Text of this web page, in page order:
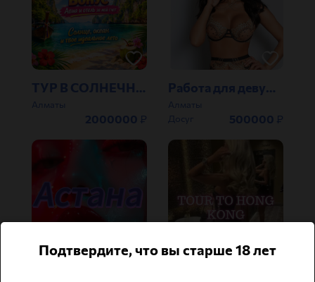
2000000 ₽
ТУР В СОЛНЕЧНЫЙ ТАЙЛАНД
Алматы
500000 ₽
Работа для девушек Алматы Астана
Алматы
Досуг
Подтвердите, что вы старше 18 лет